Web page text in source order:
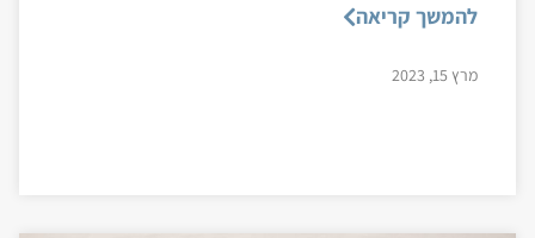
להמשך קריאה
מרץ 15, 2023